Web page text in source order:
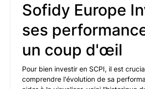
Sofidy Europe
ses
un coup d'œil
Pour bien investir en SCPI, il est
comprendre l'évolution de sa